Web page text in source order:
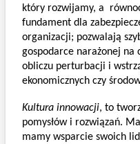
który rozwijamy, a
fundament dla
organizacji; pozwalają
gospodarce narażonej na
obliczu perturbacji i
ekonomicznych czy
Kultura innowacji, to
pomysłów i rozwiązań.
mamy wsparcie swoich